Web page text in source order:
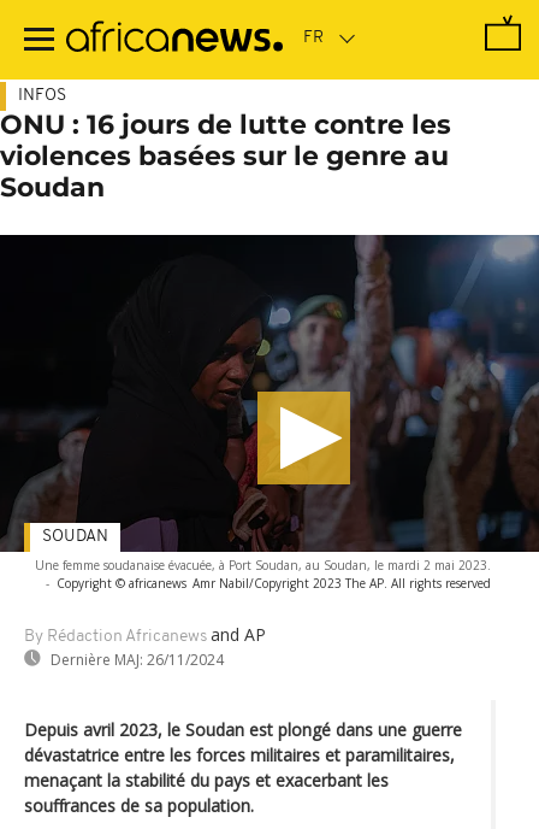
contenu
INFOS
ONU : 16 jours de lutte contre les
violences basées sur le genre au
Soudan
Une femme soudanaise évacuée, à Port Soudan, au Soudan, le mardi 2 mai 2023.
- Copyright © africanews Amr Nabil/Copyright 2023 The AP. All rights reserved
By Rédaction Africanews and AP
Dernière MAJ: 26/11/2024
SOUDAN
Depuis avril 2023, le Soudan est plongé dans une guerre
dévastatrice entre les forces militaires et paramilitaires,
menaçant la stabilité du pays et exacerbant les
souffrances de sa population.